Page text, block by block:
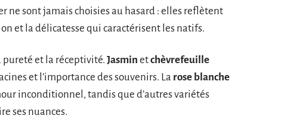
ne sont jamais choisies au hasard : elles reflètent
et la délicatesse qui caractérisent les natifs.
pureté et la réceptivité. Jasmin etchèvrefeuille
et l’importance des souvenirs. La rose blanche
inconditionnel, tandis que d’autres variétés
ses nuances.